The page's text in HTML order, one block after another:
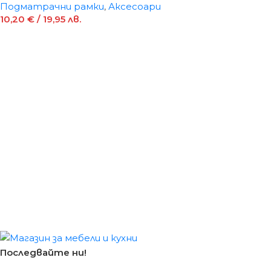
Подматрачни рамки, Аксесоари
10,20 € / 19,95 лв.
Последвайте ни!